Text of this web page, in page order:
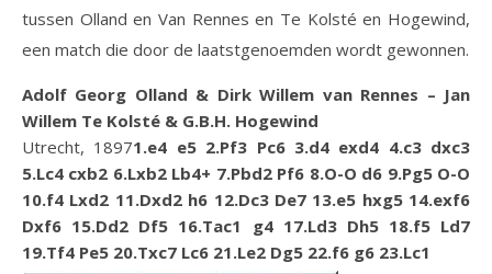
tussen Olland en Van Rennes en Te Kolsté en Hogewind,
een match die door de laatstgenoemden wordt gewonnen.
Adolf Georg Olland & Dirk Willem van Rennes – Jan
Willem Te Kolsté & G.B.H. Hogewind
Utrecht, 18971.e4 e5 2.Pf3 Pc6 3.d4 exd4 4.c3 dxc3
5.Lc4 cxb2 6.Lxb2 Lb4+ 7.Pbd2 Pf6 8.O-O d6 9.Pg5 O-O
10.f4 Lxd2 11.Dxd2 h6 12.Dc3 De7 13.e5 hxg5 14.exf6
Dxf6 15.Dd2 Df5 16.Tac1 g4 17.Ld3 Dh5 18.f5 Ld7
19.Tf4 Pe5 20.Txc7 Lc6 21.Le2 Dg5 22.f6 g6 23.Lc1